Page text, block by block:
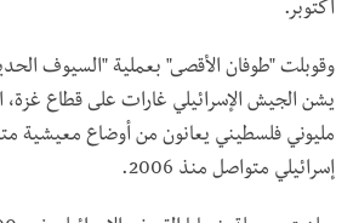
أكتوبر.
وقوبلت "طوفان الأقصى" بعملية "السيوف
يشن الجيش الإسرائيلي غارات على قطاع
مليوني فلسطيني يعانون من أوضاع معيشية
إسرائيلي متواصل منذ 2006.